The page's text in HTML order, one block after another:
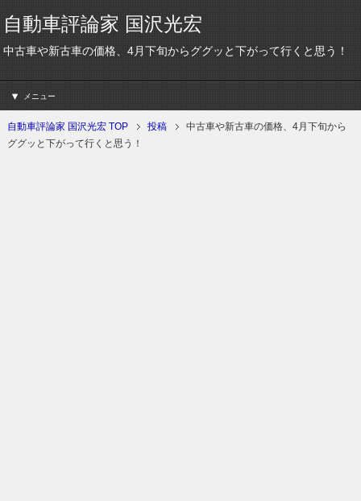
自動車評論家 国沢光宏
中古車や新古車の価格、4月下旬からググッと下がって行くと思う！
メニュー
自動車評論家 国沢光宏 TOP 投稿
中古車や新古車の価格、4月下旬から
ググッと下がって行くと思う！